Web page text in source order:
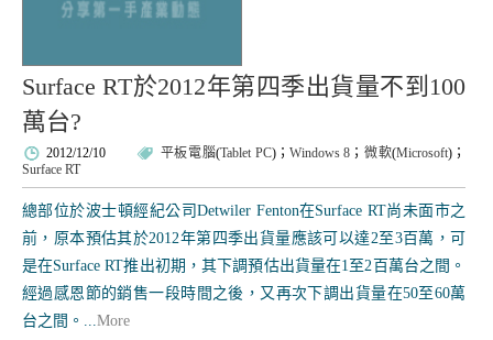
Surface RT於2012年第四季出貨量不到100
萬台?
2012/12/10 平板電腦(Tablet PC)； Windows 8 ； 微軟(Microsoft)；
Surface RT
總部位於波士頓經紀公司Detwiler Fenton在Surface RT尚未面市之
前，原本預估其於2012年第四季出貨量應該可以達2至3百萬，可
是在Surface RT推出初期，其下調預估出貨量在1至2百萬台之間。
經過感恩節的銷售一段時間之後，又再次下調出貨量在50至60萬
台之間。...More